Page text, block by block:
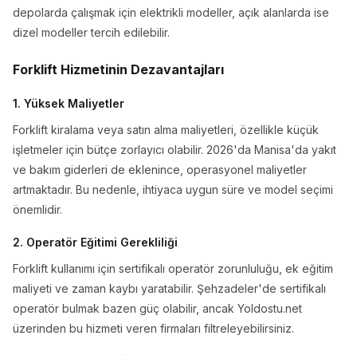
depolarda çalışmak için elektrikli modeller, açık alanlarda ise
dizel modeller tercih edilebilir.
Forklift Hizmetinin Dezavantajları
1. Yüksek Maliyetler
Forklift kiralama veya satın alma maliyetleri, özellikle küçük
işletmeler için bütçe zorlayıcı olabilir. 2026'da Manisa'da yakıt
ve bakım giderleri de eklenince, operasyonel maliyetler
artmaktadır. Bu nedenle, ihtiyaca uygun süre ve model seçimi
önemlidir.
2. Operatör Eğitimi Gerekliliği
Forklift kullanımı için sertifikalı operatör zorunluluğu, ek eğitim
maliyeti ve zaman kaybı yaratabilir. Şehzadeler'de sertifikalı
operatör bulmak bazen güç olabilir, ancak Yoldostu.net
üzerinden bu hizmeti veren firmaları filtreleyebilirsiniz.